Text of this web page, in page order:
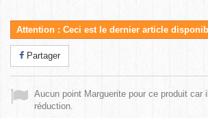
Attention : Ceci est le dernier article
Partager
Aucun point Marguerite pour ce produit car
réduction.